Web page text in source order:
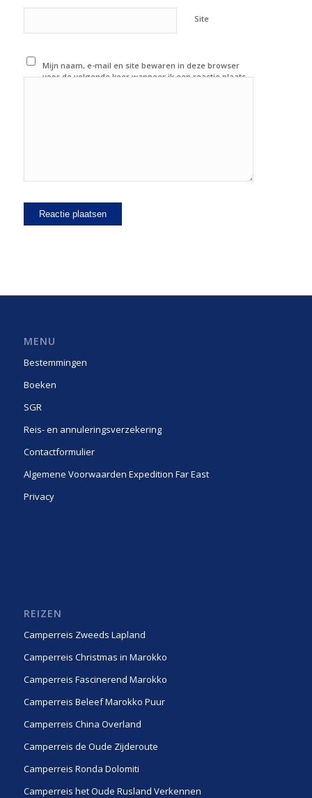
Site
Mijn naam, e-mail en site bewaren in deze browser
voor de volgende keer wanneer ik een reactie plaats.
MENU
Bestemmingen
Boeken
SGR
Reis- en annuleringsverzekering
Contactformulier
Algemene Voorwaarden Expedition Far East
Privacy
REIZEN
Camperreis Zweeds Lapland
Camperreis Christmas in Marokko
Camperreis Fascinerend Marokko
Camperreis Beleef Marokko Puur
Camperreis China Overland
Camperreis de Oude Zijderoute
Camperreis Ronda Dolomiti
Camperreis het Oude Rusland Verkennen